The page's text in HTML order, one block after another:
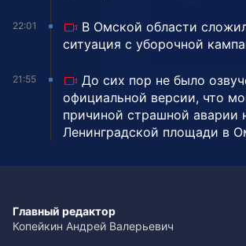
22:01
В Омской области
ситуация с уборочной
21:55
До сих пор не было
официальной версии, что
причиной страшной аварии
Ленинградской площади в
Главный редактор
Копейкин Андрей Валерьевич